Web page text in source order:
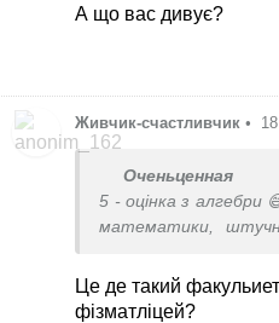
А що вас дивує?
Живчик-счастливчик •
Оченьценная
5 - оцінка з алгебри
математики,
математики, фізики
Це де такий
фізматліцей?